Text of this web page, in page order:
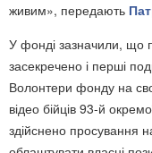
живим», передають
У фонді зазначили, що
засекречено і перші
Волонтери фонду на
відео бійців 93-й
здійснено просування